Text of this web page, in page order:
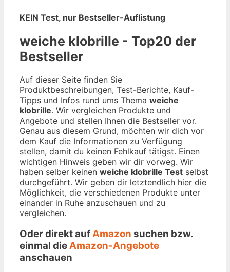
KEIN Test, nur Bestseller-Auflistung
weiche klobrille - Top20 der
Bestseller
Auf dieser Seite finden Sie
Produktbeschreibungen, Test-Berichte, Kauf-
Tipps und Infos rund ums Thema weiche
klobrille. Wir vergleichen Produkte und
Angebote und stellen Ihnen die Bestseller vor.
Genau aus diesem Grund, möchten wir dich vor
dem Kauf die Informationen zu Verfügung
stellen, damit du keinen Fehlkauf tätigst. Einen
wichtigen Hinweis geben wir dir vorweg. Wir
haben selber keinen weiche klobrille Test selbst
durchgeführt. Wir geben dir letztendlich hier die
Möglichkeit, die verschiedenen Produkte unter
einander in Ruhe anzuschauen und zu
vergleichen.
Oder direkt aufAmazon suchen bzw.
einmal dieAmazon-Angebote
anschauen